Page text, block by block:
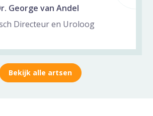
George van Andel
Directeur en Uroloog
Bekijk alle artsen